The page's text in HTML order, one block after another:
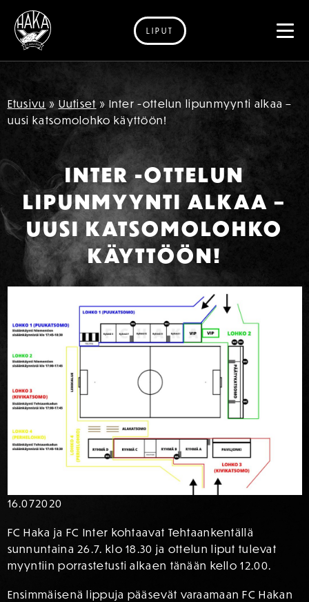
Siirry sisältöön
LIPUT
Etusivu » Uutiset » Inter -ottelun lipunmyynti alkaa –
uusi katsomolohko käyttöön!
INTER -OTTELUN
LIPUNMYYNTI ALKAA –
UUSI KATSOMOLOHKO
KÄYTTÖÖN!
16.072020
FC Haka ja FC Inter kohtaavat Tehtaankentällä
sunnuntaina 26.7. klo 18.30 ja ottelun liput tulevat
myyntiin porrastetusti alkaen tänään kello 12.00.
Ensimmäisenä lippuja pääsevät varaamaan FC Hakan